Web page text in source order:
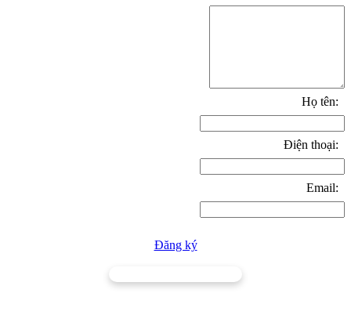
Họ tên:
Điện thoại:
Email:
Đăng ký